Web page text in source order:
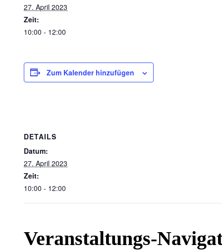
27. April 2023
Zeit:
10:00 - 12:00
Zum Kalender hinzufügen
DETAILS
Datum:
27. April 2023
Zeit:
10:00 - 12:00
Veranstaltungs-